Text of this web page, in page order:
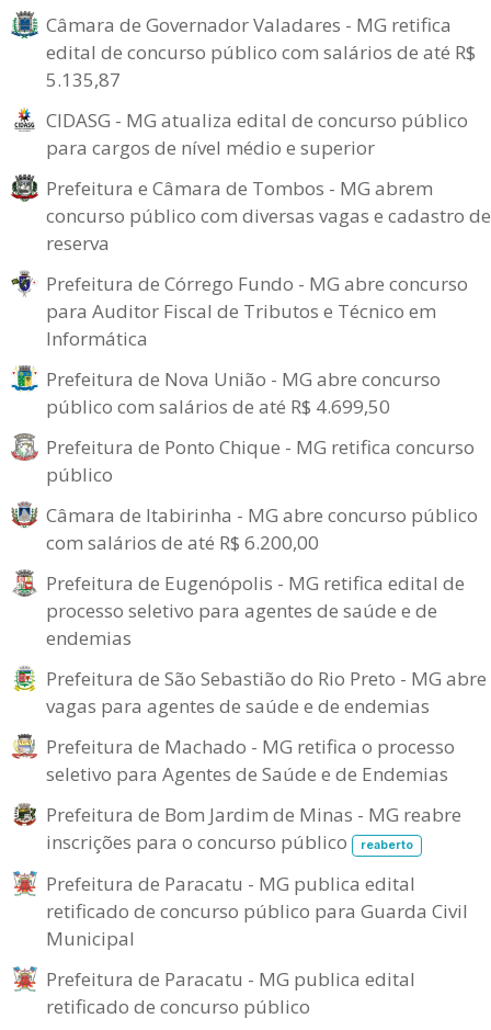
Câmara de Governador Valadares - MG retifica
edital de concurso público com salários de até R$
5.135,87
CIDASG - MG atualiza edital de concurso público
para cargos de nível médio e superior
Prefeitura e Câmara de Tombos - MG abrem
concurso público com diversas vagas e cadastro de
reserva
Prefeitura de Córrego Fundo - MG abre concurso
para Auditor Fiscal de Tributos e Técnico em
Informática
Prefeitura de Nova União - MG abre concurso
público com salários de até R$ 4.699,50
Prefeitura de Ponto Chique - MG retifica concurso
público
Câmara de Itabirinha - MG abre concurso público
com salários de até R$ 6.200,00
Prefeitura de Eugenópolis - MG retifica edital de
processo seletivo para agentes de saúde e de
endemias
Prefeitura de São Sebastião do Rio Preto - MG abre
vagas para agentes de saúde e de endemias
Prefeitura de Machado - MG retifica o processo
seletivo para Agentes de Saúde e de Endemias
Prefeitura de Bom Jardim de Minas - MG reabre
inscrições para o concurso público
reaberto
Prefeitura de Paracatu - MG publica edital
retificado de concurso público para Guarda Civil
Municipal
Prefeitura de Paracatu - MG publica edital
retificado de concurso público